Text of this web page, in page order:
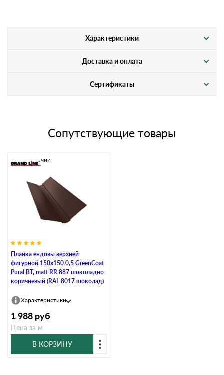
Характеристики
Доставка и оплата
Сертификаты
Сопутствующие товары
Планка ендовы верхней
фигурной 150x150 0,5 GreenCoat
Pural BT, matt RR 887 шоколадно-
коричневый (RAL 8017 шоколад)
В наличии
Характеристики
1 988 руб
Цена за м
В КОРЗИНУ